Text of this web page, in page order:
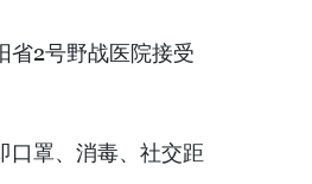
省2号野战医院接受
口罩、消毒、社交距